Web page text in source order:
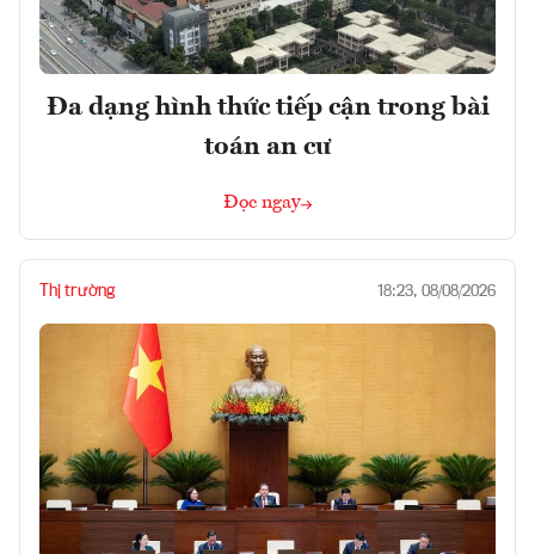
Đa dạng hình thức tiếp cận trong bài
toán an cư
Đọc ngay
Thị trường 18:23, 08/08/2026